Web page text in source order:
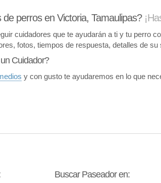
perros en Victoria, Tamaulipas?
cuidadores que te ayudarán a ti y tu perro
fotos, tiempos de respuesta, detalles de
Cuidador?
y con gusto te ayudaremos en lo que
Buscar Paseador en: